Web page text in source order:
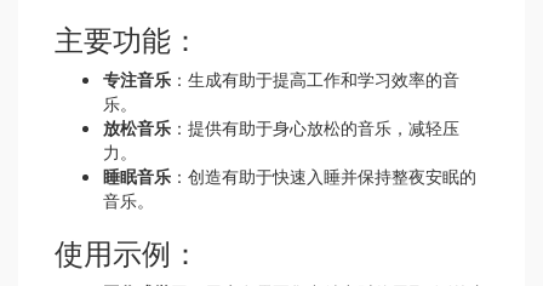
主要功能：
专注音乐 ：生成有助于提高工作和学习效率的音
乐。
放松音乐 ：提供有助于身心放松的音乐，减轻压
力。
睡眠音乐 ：创造有助于快速入睡并保持整夜安眠的
音乐。
使用示例：